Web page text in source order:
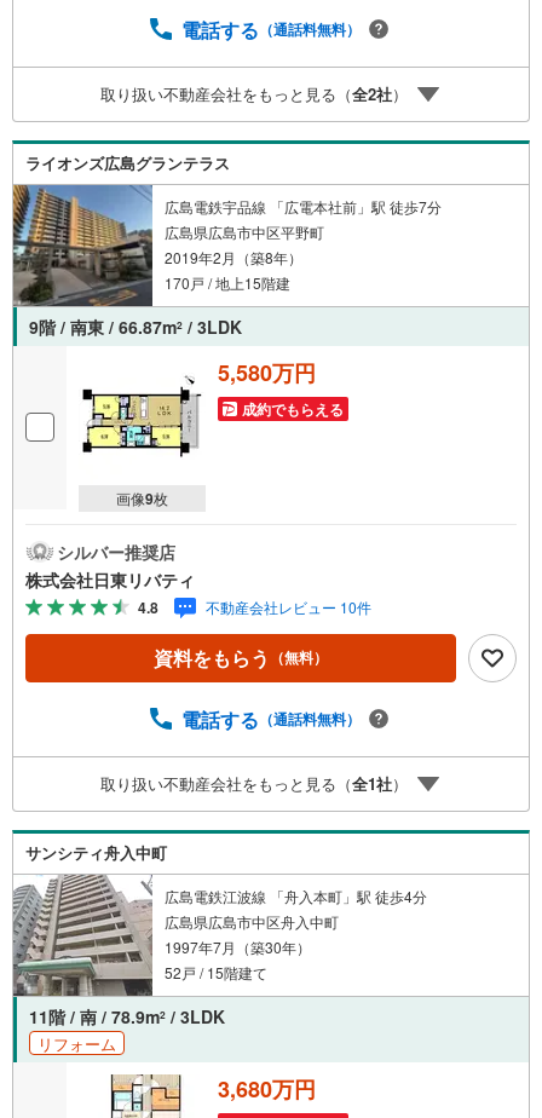
いを大切に」をモットーに、創業以来多くのお客様に信頼
することができました。「人と人、心と心」これからもこ
の精神を大切に、お客様へのサポートをさせて頂きます。
株式会社日東リバティ〒732-0818広島市南区段原日出2丁目
2-22-2F
電話する （通話料無料）
取り扱い不動産会社をもっと見る（全2社）
ライオンズ広島グランテラス
広島電鉄宇品線 「広電本社前」駅 徒歩7分
広島県広島市中区平野町
2019年2月（築8年）
170戸 / 地上15階建
9階 / 南東 / 66.87m2 / 3LDK
画像9枚
5,580万円
成約でもらえる
シルバー推奨店
株式会社日東リバティ
4.8 不動産会社レビュー 10件
資料をもらう （無料）
電話する （通話料無料）
取り扱い不動産会社をもっと見る（全1社）
サンシティ舟入中町
広島電鉄江波線 「舟入本町」駅 徒歩4分
広島県広島市中区舟入中町
1997年7月（築30年）
52戸 / 15階建て
11階 / 南 / 78.9m2 / 3LDK
リフォーム
3,680万円